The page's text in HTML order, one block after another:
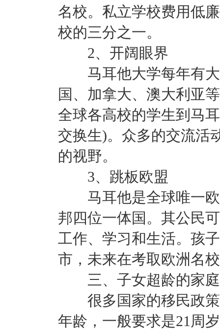
名校。私立学校费用低
校的三分之一。
2、开阔眼界
马耳他大学每年有大
国、加拿大、澳大利亚
全球各高校的学生到马
交换生)。众多的交流活
的视野。
3、跳板欧盟
马耳他是全球唯一欧
邦四位一体国。其公民
工作、学习和生活。孩
市，未来在考取欧洲名
三、子女超龄的家庭
很多国家的移民政策
年龄，一般要求是21周